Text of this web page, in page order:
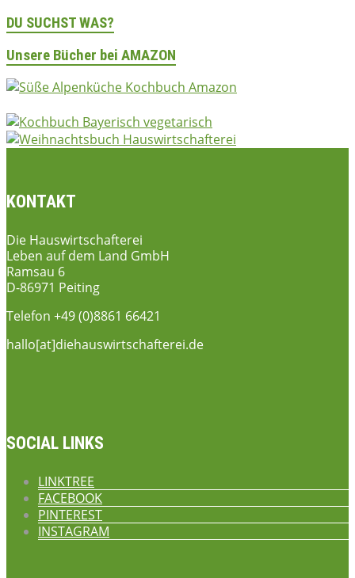
DU SUCHST WAS?
Unsere Bücher bei AMAZON
KONTAKT
Die Hauswirtschafterei
Leben auf dem Land GmbH
Ramsau 6
D-86971 Peiting
Telefon +49 (0)8861 66421
hallo[at]diehauswirtschafterei.de
SOCIAL LINKS
LINKTREE
FACEBOOK
PINTEREST
INSTAGRAM